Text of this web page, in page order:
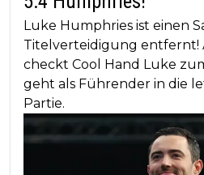
Luke Humphries ist einen
Titelverteidigung entfernt!
checkt Cool Hand Luke
geht als Führender in die
Partie.